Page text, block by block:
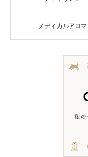
メディカルアロマ